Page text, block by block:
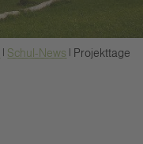
Schul-News
Projekttage